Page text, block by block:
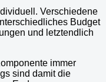
Verschiedene
Budget
und letztendlich
immer
sind damit die